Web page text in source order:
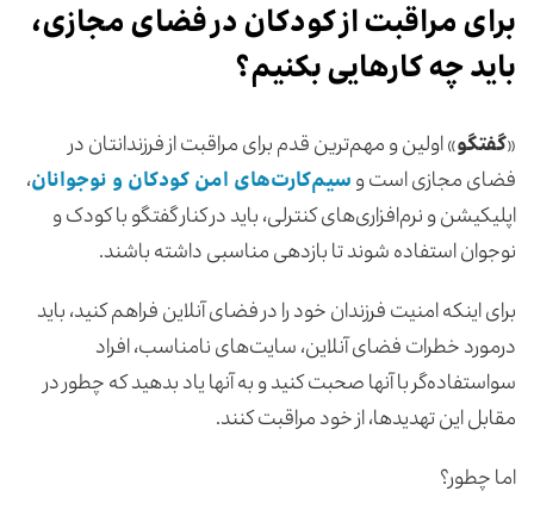
برای مراقبت از کودکان در فضای مجازی،
باید چه کارهایی بکنیم؟
«گفتگو» اولین و مهم‌ترین قدم برای مراقبت از فرزندانتان در
فضای مجازی است و سیم‌کارت‌های امن کودکان و نوجوانان،
اپلیکیشن و نرم‌افزاری‌های کنترلی، باید در کنار گفتگو با کودک و
نوجوان استفاده شوند تا بازدهی مناسبی داشته باشند.
برای اینکه امنیت فرزندان خود را در فضای آنلاین فراهم کنید، باید
درمورد خطرات فضای آنلاین، سایت‌های نامناسب، افراد
سواستفاده‌گر با آنها صحبت کنید و به آنها یاد بدهید که چطور در
مقابل این تهدیدها، از خود مراقبت کنند.
اما چطور؟